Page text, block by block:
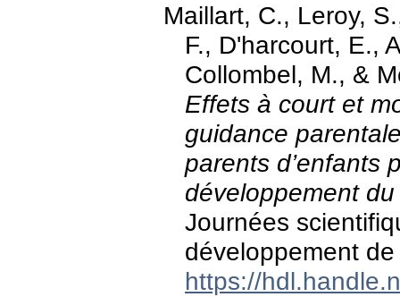
Maillart, C., Leroy,
F., D'harcourt, E.,
Collombel, M., &
Effets à court et
guidance
parents d’enfants
développement
Journées
développement
https://